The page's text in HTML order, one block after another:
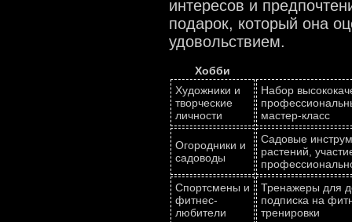
интересов и
подарок, который она
удовольствием.
Хобби
Художники и
творческие
личности
Набор
мастер-класс
Огородники и
садоводы
Садовые
растений,
Спортсмены и
фитнес-
любители
Тренажеры для
подписка на
тренировки